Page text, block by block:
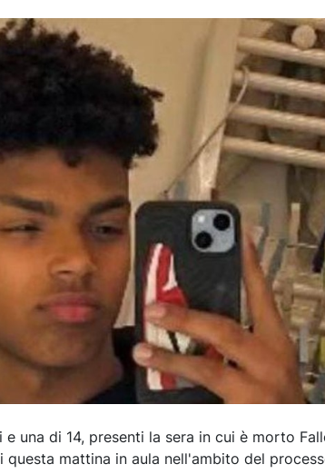
una di 14, presenti la sera in cui è morto
mattina in aula nell'ambito del